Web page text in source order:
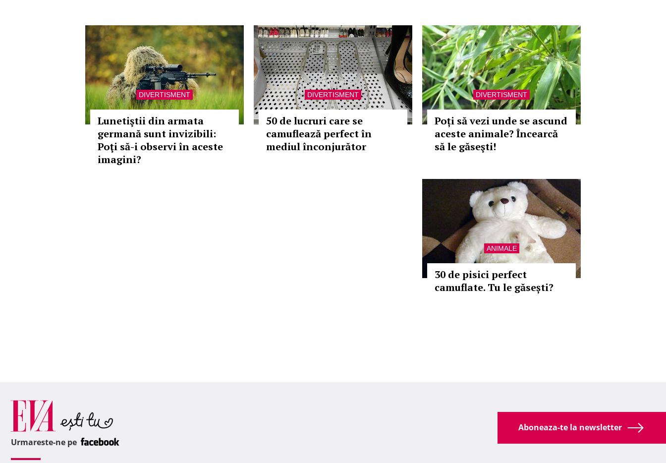
DIVERTISMENT
Lunetiştii din armata
germană sunt invizibili:
Poţi să-i observi în aceste
imagini?
DIVERTISMENT
50 de lucruri care se
camuflează perfect în
mediul înconjurător
DIVERTISMENT
Poți să vezi unde se ascund
aceste animale? Încearcă
să le găseşti!
ANIMALE
30 de pisici perfect
camuflate. Tu le găsești?
Aboneaza-te la newsletter
Urmareste-ne pe